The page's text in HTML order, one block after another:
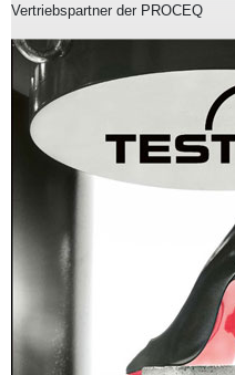
Vertriebspartner der PROCEQ